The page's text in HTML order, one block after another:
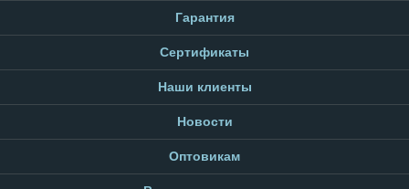
Гарантия
Сертификаты
Наши клиенты
Новости
Оптовикам